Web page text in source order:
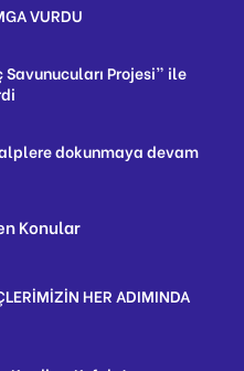
VURDU
Projesi” ile
dokunmaya devam
Konular
HER ADIMINDA